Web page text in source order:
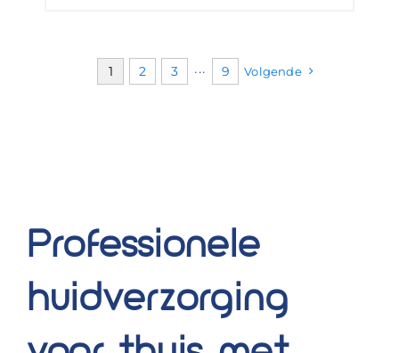
1 2 3 ··· 9 Volgende
Professionele
huidverzorging